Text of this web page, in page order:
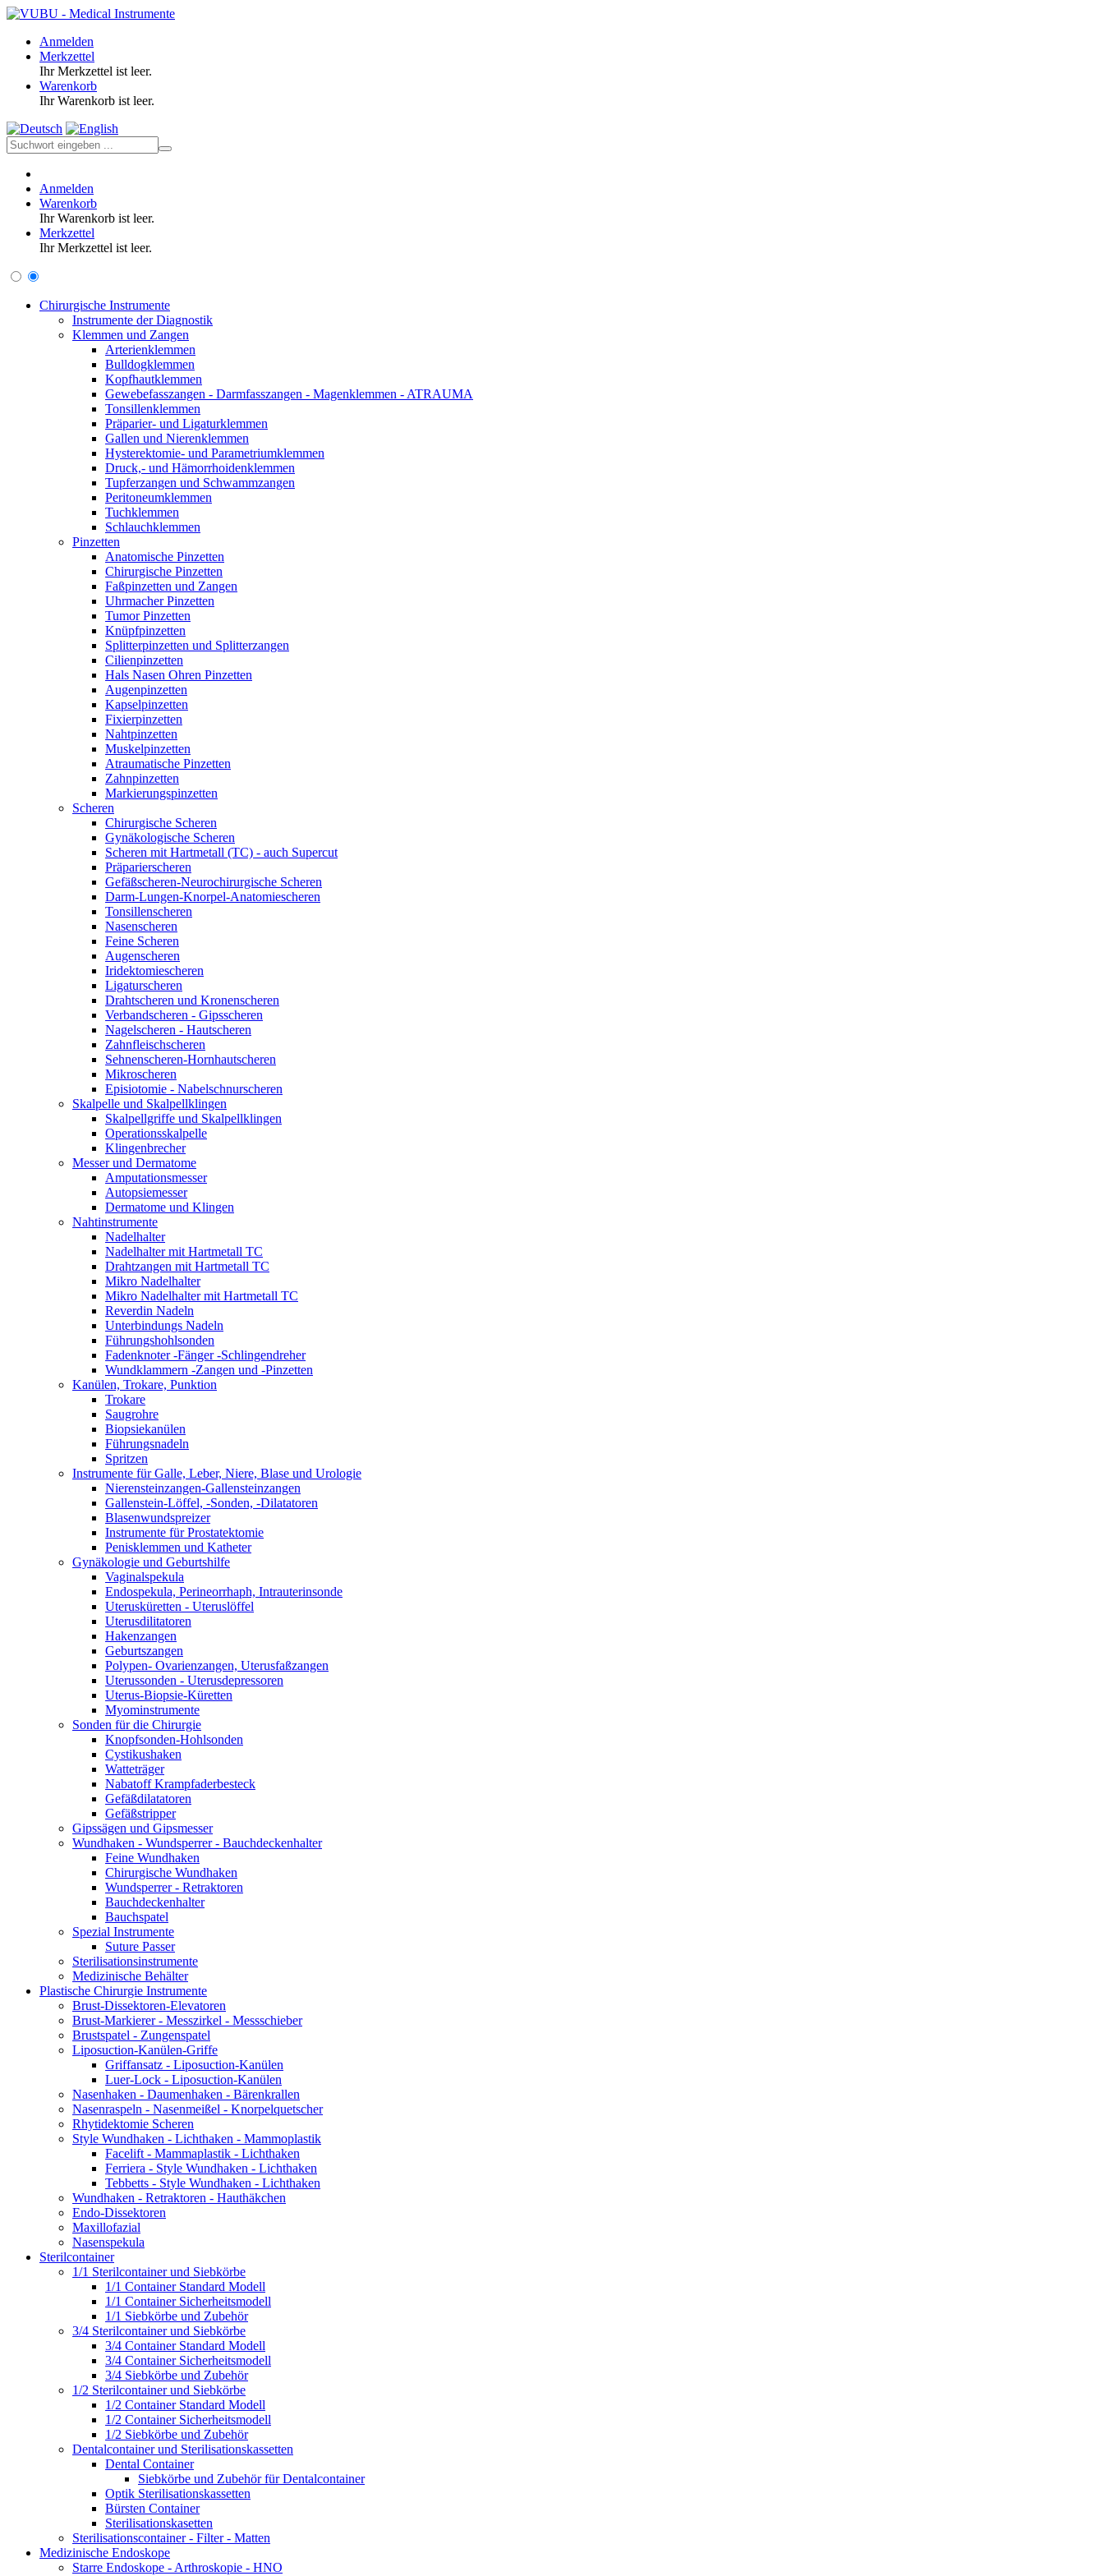
Anmelden
Merkzettel
Ihr Merkzettel ist leer.
Warenkorb
Ihr Warenkorb ist leer.
Anmelden
Warenkorb
Ihr Warenkorb ist leer.
Merkzettel
Ihr Merkzettel ist leer.
Chirurgische Instrumente
Instrumente der Diagnostik
Klemmen und Zangen
Arterienklemmen
Bulldogklemmen
Kopfhautklemmen
Gewebefasszangen - Darmfasszangen - Magenklemmen - ATRAUMA
Tonsillenklemmen
Präparier- und Ligaturklemmen
Gallen und Nierenklemmen
Hysterektomie- und Parametriumklemmen
Druck,- und Hämorrhoidenklemmen
Tupferzangen und Schwammzangen
Peritoneumklemmen
Tuchklemmen
Schlauchklemmen
Pinzetten
Anatomische Pinzetten
Chirurgische Pinzetten
Faßpinzetten und Zangen
Uhrmacher Pinzetten
Tumor Pinzetten
Knüpfpinzetten
Splitterpinzetten und Splitterzangen
Cilienpinzetten
Hals Nasen Ohren Pinzetten
Augenpinzetten
Kapselpinzetten
Fixierpinzetten
Nahtpinzetten
Muskelpinzetten
Atraumatische Pinzetten
Zahnpinzetten
Markierungspinzetten
Scheren
Chirurgische Scheren
Gynäkologische Scheren
Scheren mit Hartmetall (TC) - auch Supercut
Präparierscheren
Gefäßscheren-Neurochirurgische Scheren
Darm-Lungen-Knorpel-Anatomiescheren
Tonsillenscheren
Nasenscheren
Feine Scheren
Augenscheren
Iridektomiescheren
Ligaturscheren
Drahtscheren und Kronenscheren
Verbandscheren - Gipsscheren
Nagelscheren - Hautscheren
Zahnfleischscheren
Sehnenscheren-Hornhautscheren
Mikroscheren
Episiotomie - Nabelschnurscheren
Skalpelle und Skalpellklingen
Skalpellgriffe und Skalpellklingen
Operationsskalpelle
Klingenbrecher
Messer und Dermatome
Amputationsmesser
Autopsiemesser
Dermatome und Klingen
Nahtinstrumente
Nadelhalter
Nadelhalter mit Hartmetall TC
Drahtzangen mit Hartmetall TC
Mikro Nadelhalter
Mikro Nadelhalter mit Hartmetall TC
Reverdin Nadeln
Unterbindungs Nadeln
Führungshohlsonden
Fadenknoter -Fänger -Schlingendreher
Wundklammern -Zangen und -Pinzetten
Kanülen, Trokare, Punktion
Trokare
Saugrohre
Biopsiekanülen
Führungsnadeln
Spritzen
Instrumente für Galle, Leber, Niere, Blase und Urologie
Nierensteinzangen-Gallensteinzangen
Gallenstein-Löffel, -Sonden, -Dilatatoren
Blasenwundspreizer
Instrumente für Prostatektomie
Penisklemmen und Katheter
Gynäkologie und Geburtshilfe
Vaginalspekula
Endospekula, Perineorrhaph, Intrauterinsonde
Uterusküretten - Uteruslöffel
Uterusdilitatoren
Hakenzangen
Geburtszangen
Polypen- Ovarienzangen, Uterusfaßzangen
Uterussonden - Uterusdepressoren
Uterus-Biopsie-Küretten
Myominstrumente
Sonden für die Chirurgie
Knopfsonden-Hohlsonden
Cystikushaken
Watteträger
Nabatoff Krampfaderbesteck
Gefäßdilatatoren
Gefäßstripper
Gipssägen und Gipsmesser
Wundhaken - Wundsperrer - Bauchdeckenhalter
Feine Wundhaken
Chirurgische Wundhaken
Wundsperrer - Retraktoren
Bauchdeckenhalter
Bauchspatel
Spezial Instrumente
Suture Passer
Sterilisationsinstrumente
Medizinische Behälter
Plastische Chirurgie Instrumente
Brust-Dissektoren-Elevatoren
Brust-Markierer - Messzirkel - Messschieber
Brustspatel - Zungenspatel
Liposuction-Kanülen-Griffe
Griffansatz - Liposuction-Kanülen
Luer-Lock - Liposuction-Kanülen
Nasenhaken - Daumenhaken - Bärenkrallen
Nasenraspeln - Nasenmeißel - Knorpelquetscher
Rhytidektomie Scheren
Style Wundhaken - Lichthaken - Mammoplastik
Facelift - Mammaplastik - Lichthaken
Ferriera - Style Wundhaken - Lichthaken
Tebbetts - Style Wundhaken - Lichthaken
Wundhaken - Retraktoren - Hauthäkchen
Endo-Dissektoren
Maxillofazial
Nasenspekula
Sterilcontainer
1/1 Sterilcontainer und Siebkörbe
1/1 Container Standard Modell
1/1 Container Sicherheitsmodell
1/1 Siebkörbe und Zubehör
3/4 Sterilcontainer und Siebkörbe
3/4 Container Standard Modell
3/4 Container Sicherheitsmodell
3/4 Siebkörbe und Zubehör
1/2 Sterilcontainer und Siebkörbe
1/2 Container Standard Modell
1/2 Container Sicherheitsmodell
1/2 Siebkörbe und Zubehör
Dentalcontainer und Sterilisationskassetten
Dental Container
Siebkörbe und Zubehör für Dentalcontainer
Optik Sterilisationskassetten
Bürsten Container
Sterilisationskasetten
Sterilisationscontainer - Filter - Matten
Medizinische Endoskope
Starre Endoskope - Arthroskopie - HNO